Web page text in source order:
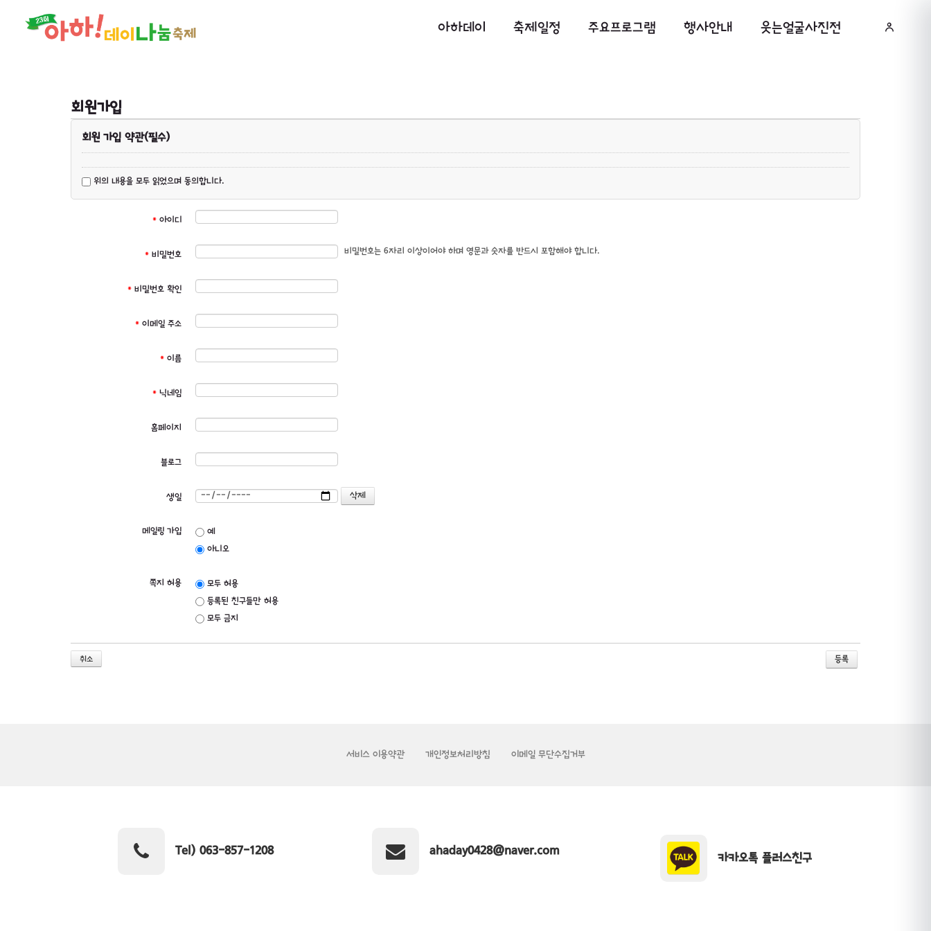
아하데이 축제일정 주요프로그램 행사안내 웃는얼굴사진전
회원가입
회원 가입 약관(필수)
위의 내용을 모두 읽었으며 동의합니다.
* 아이디
* 비밀번호 비밀번호는 6자리 이상이어야 하며 영문과 숫자를 반드시 포함해야 합니다.
* 비밀번호 확인
* 이메일 주소
* 이름
* 닉네임
홈페이지
블로그
생일
메일링 가입
예
아니오
쪽지 허용
모두 허용
등록된 친구들만 허용
모두 금지
취소
서비스 이용약관 개인정보처리방침 이메일 무단수집거부
Tel) 063-857-1208 ahaday0428@naver.com 카카오톡 플러스친구